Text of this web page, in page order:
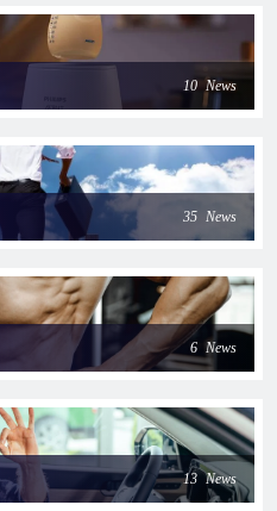
10 News
35 News
6 News
13 News